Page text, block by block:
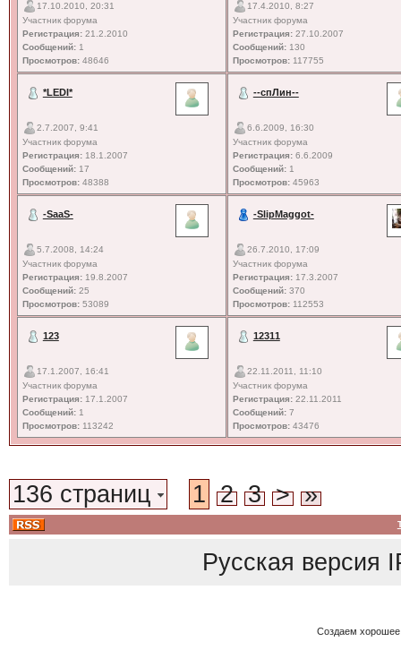
17.10.2010, 20:31
Участник форума
Регистрация:21.2.2010
Сообщений:1
Просмотров:48646
17.4.2010, 8:27
Участник форума
Регистрация:27.10.2007
Сообщений:130
Просмотров:117755
*LEDI*
2.7.2007, 9:41
Участник форума
Регистрация:18.1.2007
Сообщений:17
Просмотров:48388
--спЛин--
6.6.2009, 16:30
Участник форума
Регистрация:6.6.2009
Сообщений:1
Просмотров:45963
-SaaS-
5.7.2008, 14:24
Участник форума
Регистрация:19.8.2007
Сообщений:25
Просмотров:53089
-SlipMaggot-
26.7.2010, 17:09
Участник форума
Регистрация:17.3.2007
Сообщений:370
Просмотров:112553
123
17.1.2007, 16:41
Участник форума
Регистрация:17.1.2007
Сообщений:1
Просмотров:113242
12311
22.11.2011, 11:10
Участник форума
Регистрация:22.11.2011
Сообщений:7
Просмотров:43476
136 страниц 1 2 3 > »
Русская версия
Создаем